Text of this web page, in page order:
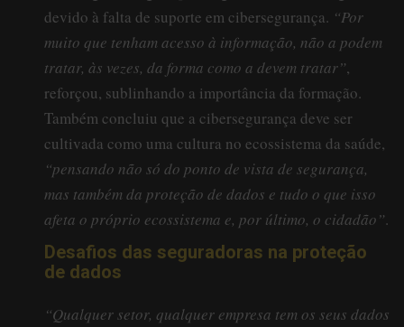
devido à falta de suporte em cibersegurança. “Por
muito que tenham acesso à informação, não a podem
tratar, às vezes, da forma como a devem tratar”,
reforçou, sublinhando a importância da formação.
Também concluiu que a cibersegurança deve ser
cultivada como uma cultura no ecossistema da saúde,
“pensando não só do ponto de vista de segurança,
mas também da proteção de dados e tudo o que isso
afeta o próprio ecossistema e, por último, o cidadão”.
Desafios das seguradoras na proteção
de dados
“Qualquer setor, qualquer empresa tem os seus dados